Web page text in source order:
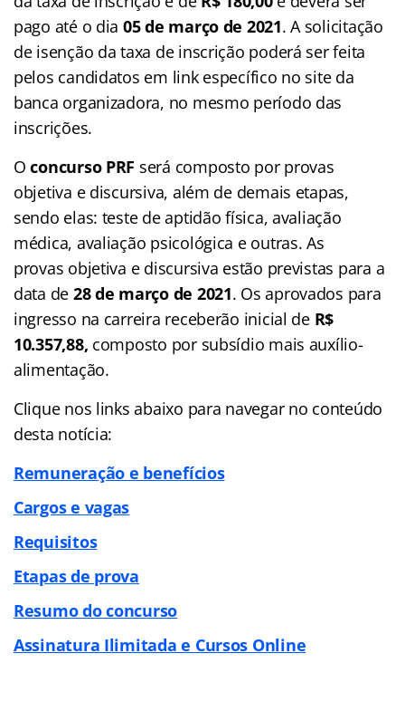
pago até o dia 05 de março de 2021. A solicitação
de isenção da taxa de inscrição poderá ser feita
pelos candidatos em link específico no site da
banca organizadora, no mesmo período das
inscrições.
Oconcurso PRF será composto por provas
objetiva e discursiva, além de demais etapas,
sendo elas: teste de aptidão física, avaliação
médica, avaliação psicológica e outras. As
provas objetiva e discursiva estão previstas para a
data de 28 de março de 2021. Os aprovados para
ingresso na carreira receberão inicial deR$
10.357,88, composto por subsídio mais auxílio-
alimentação.
Clique nos links abaixo para navegar no conteúdo
desta notícia:
Remuneração e benefícios
Cargos e vagas
Requisitos
Etapas de prova
Resumo do concurso
Assinatura Ilimitada e Cursos Online